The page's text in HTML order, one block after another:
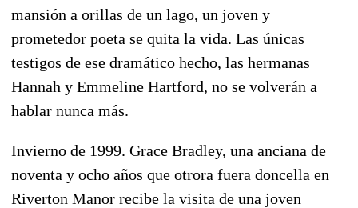
mansión a orillas de un lago, un joven y
prometedor poeta se quita la vida. Las únicas
testigos de ese dramático hecho, las hermanas
Hannah y Emmeline Hartford, no se volverán a
hablar nunca más.
Invierno de 1999. Grace Bradley, una anciana de
noventa y ocho años que otrora fuera doncella en
Riverton Manor recibe la visita de una joven